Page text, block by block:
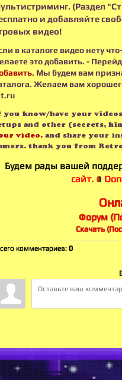
(Раздел
и добавляйте
видео!
в каталоге видео нету
это добавить. -
Мы будем вам
Желаем вам
you know/have your
and other (secrets,
video. and share your
thank you from
Будем рады вашей
сайт.
Форум
Скачать
комментариев: 0